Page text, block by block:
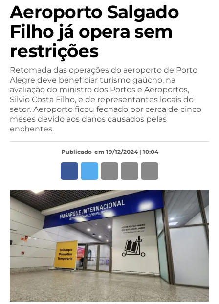
Aeroporto Salgado
Filho já opera sem
restrições
Retomada das operações do aeroporto de Porto
Alegre deve beneficiar turismo gaúcho, na
avaliação do ministro dos Portos e Aeroportos,
Silvio Costa Filho, e de representantes locais do
setor. Aeroporto ficou fechado por cerca de cinco
meses devido aos danos causados pelas
enchentes.
Publicado em 19/12/2024 | 10:04